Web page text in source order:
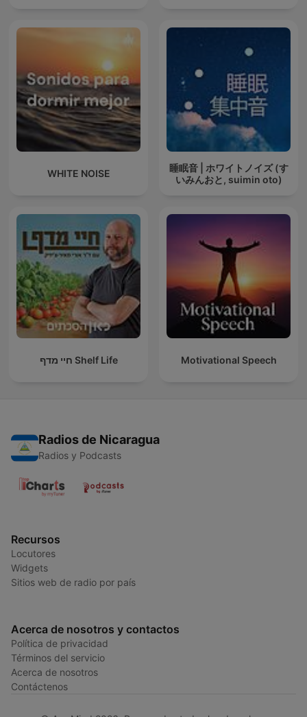
WHITE NOISE
睡眠音 | ホワイトノイズ (す
いみんおと, suimin oto)
חיי מדף Shelf Life Motivational Speech
Radios de Nicaragua
Radios y Podcasts
Recursos
Locutores
Widgets
Sitios web de radio por país
Acerca de nosotros y contactos
Política de privacidad
Términos del servicio
Acerca de nosotros
Contáctenos